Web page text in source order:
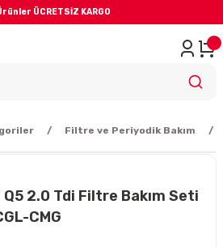
ÜCRETSİZ KARGO
Dön
Filtre ve Periyodik Bakım
2.0 Tdi Filtre Bakım Seti
CMG